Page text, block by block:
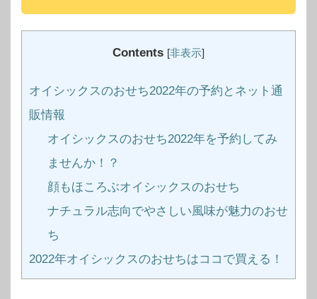
Contents [非表示]
オイシックスのおせち2022年の予約とネット通
販情報
オイシックスのおせち2022年を予約してみ
ませんか！？
顔もほころぶオイシックスのおせち
ナチュラル志向でやさしい風味が魅力のおせ
ち
2022年オイシックスのおせちはココで買える！